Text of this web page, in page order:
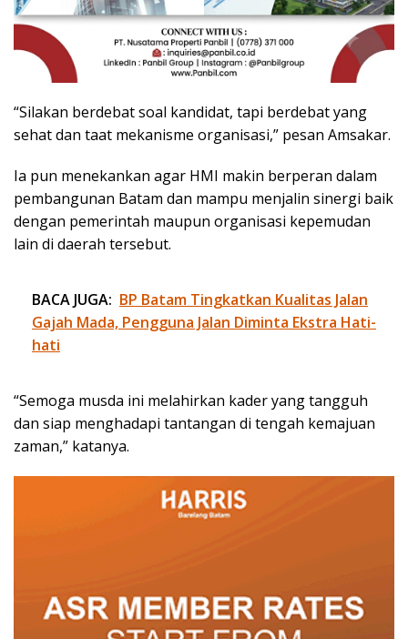
“Silakan berdebat soal kandidat, tapi berdebat yang
sehat dan taat mekanisme organisasi,” pesan Amsakar.
Ia pun menekankan agar HMI makin berperan dalam
pembangunan Batam dan mampu menjalin sinergi baik
dengan pemerintah maupun organisasi kepemudan
lain di daerah tersebut.
BACA JUGA: BP Batam Tingkatkan Kualitas Jalan
Gajah Mada, Pengguna Jalan Diminta Ekstra Hati-
hati
“Semoga musda ini melahirkan kader yang tangguh
dan siap menghadapi tantangan di tengah kemajuan
zaman,” katanya.